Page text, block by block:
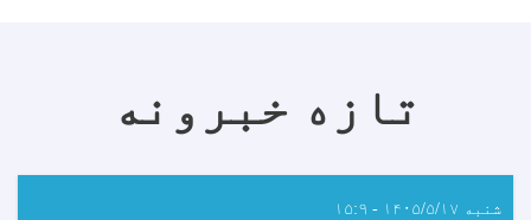
تازه خبرونه
شنبه ۱۴۰۵/۵/۱۷ - ۱۵:۹